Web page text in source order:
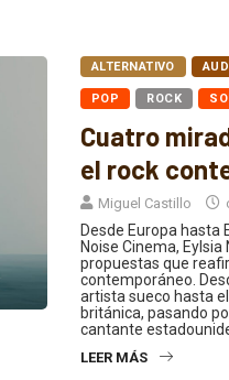
ALTERNATIVO
POP ROCK
Cuatro
el rock
Miguel Castillo
Desde Europa hasta
Noise Cinema,
propuestas que
contemporáneo.
artista sueco hasta
británica, pasando
cantante
LEER MÁS